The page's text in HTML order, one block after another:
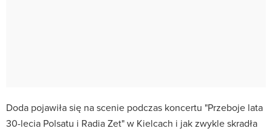
Doda pojawiła się na scenie podczas koncertu "Przeboje lata
30-lecia Polsatu i Radia Zet" w Kielcach i jak zwykle skradła